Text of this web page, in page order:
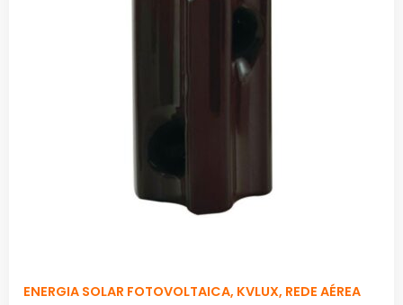
ENERGIA SOLAR FOTOVOLTAICA, KVLUX, REDE AÉREA